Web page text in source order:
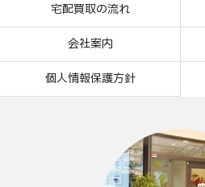
宅配買取の流れ
会社案内
個人情報保護方針